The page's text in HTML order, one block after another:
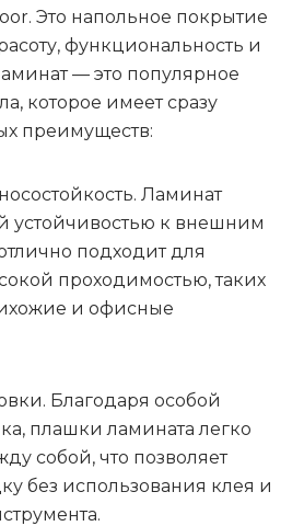
Это напольное покрытие
функциональность и
— это популярное
которое имеет сразу
преимуществ:
Ламинат
устойчивостью к внешним
подходит для
проходимостью, таких
и офисные
Благодаря особой
плашки ламината легко
собой, что позволяет
без использования клея и